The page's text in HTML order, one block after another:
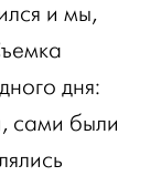
и мы,
дня:
сами были